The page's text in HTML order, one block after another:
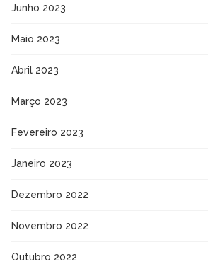
Junho 2023
Maio 2023
Abril 2023
Março 2023
Fevereiro 2023
Janeiro 2023
Dezembro 2022
Novembro 2022
Outubro 2022